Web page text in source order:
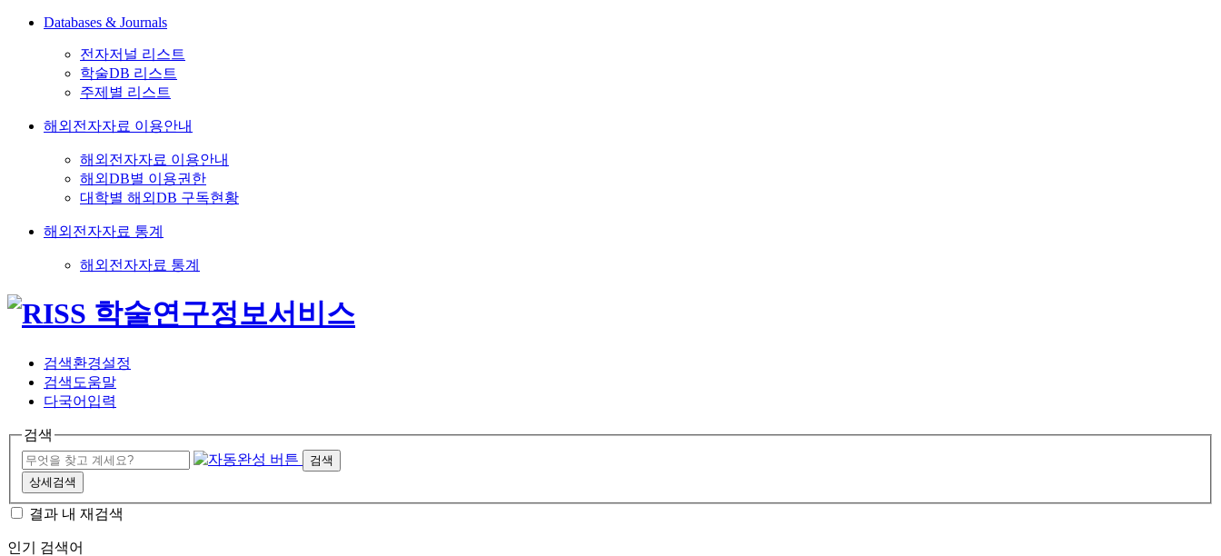
Databases & Journals
전자저널 리스트
학술DB 리스트
주제별 리스트
해외전자자료 이용안내
해외전자자료 이용안내
해외DB별 이용권한
대학별 해외DB 구독현황
해외전자자료 통계
해외전자자료 통계
검색환경설정
검색도움말
다국어입력
검색
검색
상세검색
결과 내 재검색
인기 검색어